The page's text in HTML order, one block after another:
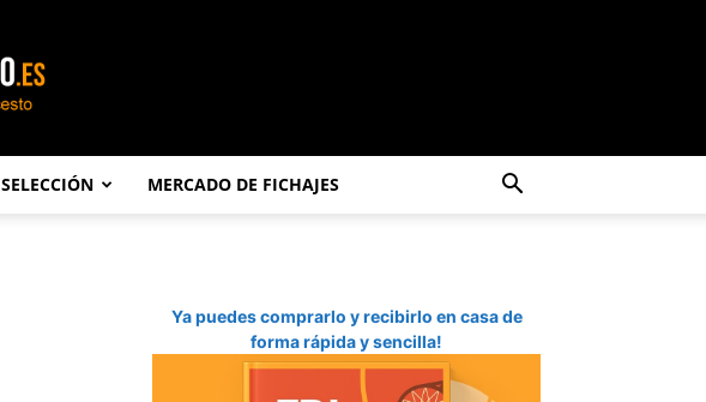
SELECCIÓN MERCADO DE FICHAJES
Ya puedes comprarlo y recibirlo en casa de
forma rápida y sencilla!